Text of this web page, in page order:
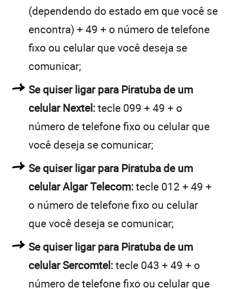
(dependendo do estado em que você se
encontra) + 49 + o número de telefone
fixo ou celular que você deseja se
comunicar;
Se quiser ligar para Piratuba de um
celular Nextel:tecle 099 + 49 + o
número de telefone fixo ou celular que
você deseja se comunicar;
Se quiser ligar para Piratuba de um
celular Algar Telecom:tecle 012 + 49 +
o número de telefone fixo ou celular
que você deseja se comunicar;
Se quiser ligar para Piratuba de um
celular Sercomtel:tecle 043 + 49 + o
número de telefone fixo ou celular que